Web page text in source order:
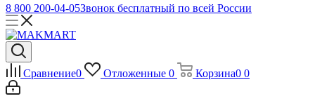
8 800 200-04-05Звонок бесплатный по всей России
Сравнение0 Отложенные 0 Корзина0 0